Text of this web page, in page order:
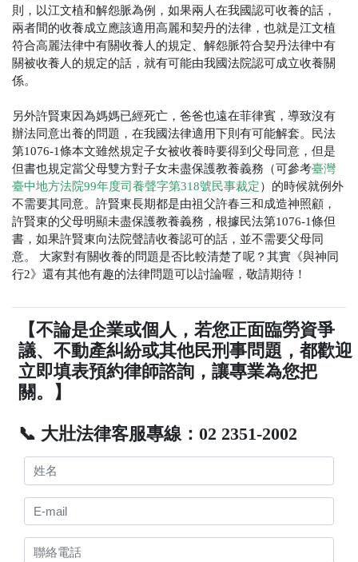
則，以江文植和解怨脈為例，如果兩人在我國認可收養的話，
兩者間的收養成立應該適用高麗和契丹的法律，也就是江文植
符合高麗法律中有關收養人的規定、解怨脈符合契丹法律中有
關被收養人的規定的話，就有可能由我國法院認可成立收養關
係。
另外許賢東因為媽媽已經死亡，爸爸也遠在菲律賓，導致沒有
辦法同意出養的問題，在我國法律適用下則有可能解套。民法
第1076-1條本文雖然規定子女被收養時要得到父母同意，但是
但書也規定當父母雙方對子女未盡保護教養義務（可參考臺灣
臺中地方法院99年度司養聲字第318號民事裁定）的時候就例外
不需要其同意。許賢東長期都是由祖父許春三和成造神照顧，
許賢東的父母明顯未盡保護教養義務，根據民法第1076-1條但
書，如果許賢東向法院聲請收養認可的話，並不需要父母同
意。
大家對有關收養的問題是否比較清楚了呢？其實《與神同
行2》還有其他有趣的法律問題可以討論喔，敬請期待！
【不論是企業或個人，若您正面臨勞資爭
議、不動產糾紛或其他民刑事問題，都歡迎
立即填表預約律師諮詢，讓專業為您把
關。】
📞 大壯法律客服專線：02 2351-2002